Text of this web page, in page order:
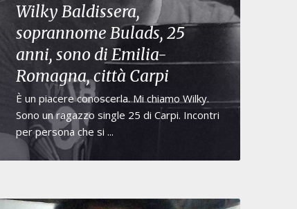
Wilky Baldissera,
soprannome Bulads, 25
anni, sono di Emilia-
Romagna, città Carpi
È un piacere conoscerla. Mi chiamo Wilky.
Sono un ragazzo single 25 di Carpi. Incontri
per persona che si ...